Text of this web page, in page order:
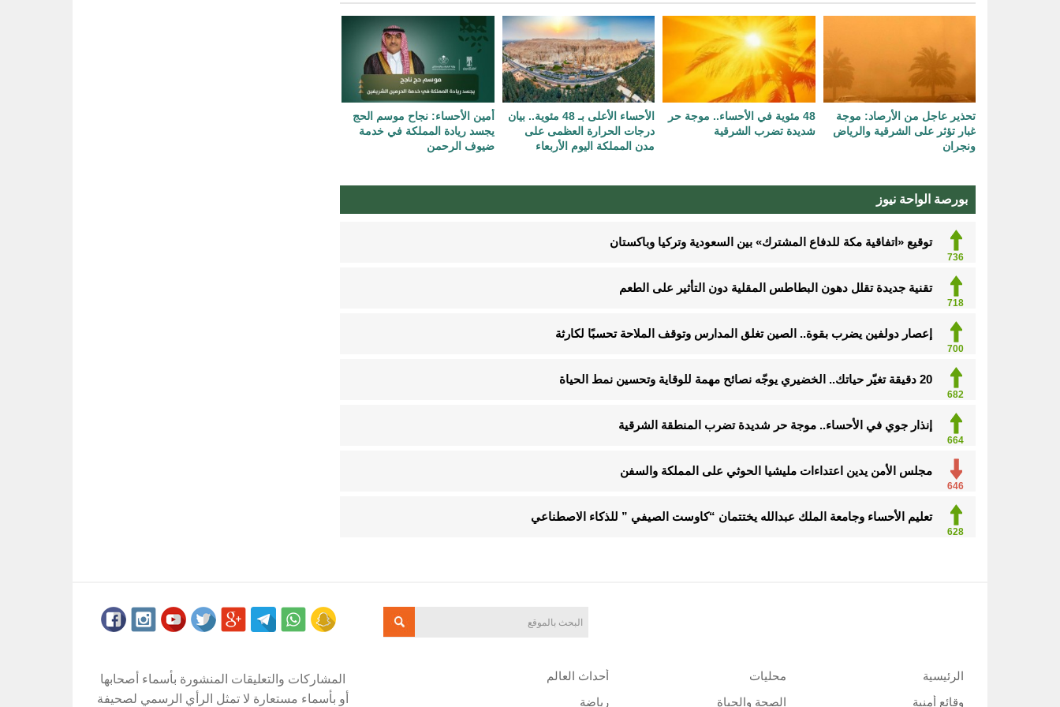
تحذير عاجل من الأرصاد: موجة
غبار تؤثر على الشرقية والرياض
ونجران
48 مئوية في الأحساء.. موجة حر
شديدة تضرب الشرقية
الأحساء الأعلى بـ 48 مئوية.. بيان
درجات الحرارة العظمى على
مدن المملكة اليوم الأربعاء
أمين الأحساء: نجاح موسم الحج
يجسد ريادة المملكة في خدمة
ضيوف الرحمن
بورصة الواحة نيوز
736
توقيع «اتفاقية مكة للدفاع المشترك» بين السعودية وتركيا وباكستان
718
تقنية جديدة تقلل دهون البطاطس المقلية دون التأثير على الطعم
700
إعصار دولفين يضرب بقوة.. الصين تغلق المدارس وتوقف الملاحة تحسبًا لكارثة
682
20 دقيقة تغيّر حياتك.. الخضيري يوجّه نصائح مهمة للوقاية وتحسين نمط الحياة
664
إنذار جوي في الأحساء.. موجة حر شديدة تضرب المنطقة الشرقية
646
مجلس الأمن يدين اعتداءات مليشيا الحوثي على المملكة والسفن
628
تعليم الأحساء وجامعة الملك عبدالله يختتمان “كاوست الصيفي ” للذكاء الاصطناعي
الرئيسية محليات أحداث العالم
وقائع أمنية الصحة والحياة رياضة
المشاركات والتعليقات المنشورة بأسماء أصحابها
أو بأسماء مستعارة لا تمثل الرأي الرسمي لصحيفة